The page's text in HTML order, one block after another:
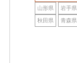
山形県 岩手県
秋田県 青森県